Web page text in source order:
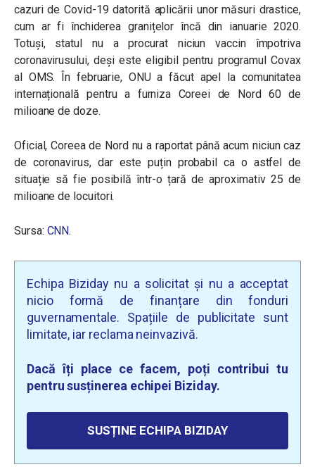
cazuri de Covid-19 datorită aplicării unor măsuri drastice,
cum ar fi închiderea granițelor încă din ianuarie 2020.
Totuși, statul nu a procurat niciun vaccin împotriva
coronavirusului, deși este eligibil pentru programul Covax
al OMS. În februarie, ONU a făcut apel la comunitatea
internațională pentru a furniza Coreei de Nord 60 de
milioane de doze.
Oficial, Coreea de Nord nu a raportat până acum niciun caz
de coronavirus, dar este puțin probabil ca o astfel de
situație să fie posibilă într-o țară de aproximativ 25 de
milioane de locuitori.
Sursa: CNN.
Echipa Biziday nu a solicitat și nu a acceptat
nicio formă de finanțare din fonduri
guvernamentale. Spațiile de publicitate sunt
limitate, iar reclama neinvazivă.
Dacă îți place ce facem, poți contribui tu
pentru susținerea echipei Biziday.
SUSȚINE ECHIPA BIZIDAY